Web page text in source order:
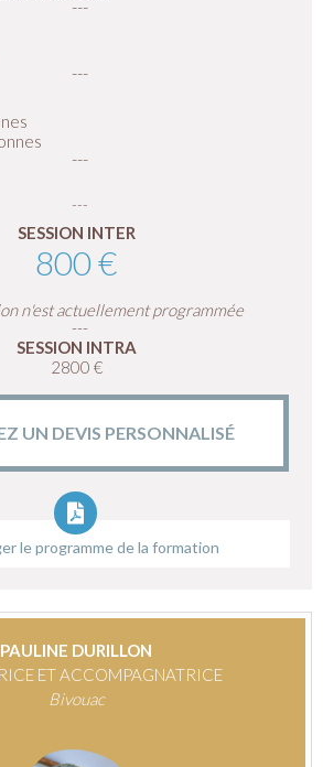
SESSION INTER
800 €
n'est actuellement programmée
SESSION INTRA
2800 €
UN DEVIS PERSONNALISÉ
le programme de la formation
PAULINE DURILLON
ET ACCOMPAGNATRICE
Bivouac